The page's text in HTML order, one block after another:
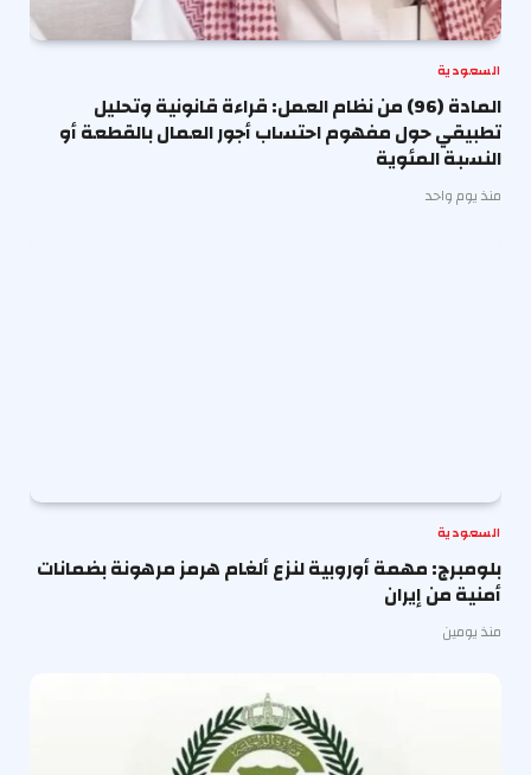
السعودية
المادة (96) من نظام العمل: قراءة قانونية وتحليل
تطبيقي حول مفهوم احتساب أجور العمال بالقطعة أو
النسبة المئوية
منذ يوم واحد
السعودية
بلومبرج: مهمة أوروبية لنزع ألغام هرمز مرهونة بضمانات
أمنية من إيران
منذ يومين